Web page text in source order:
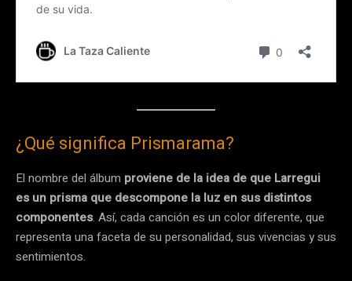
¿Qué significa Prismarama?
El nombre del álbum proviene de la idea de que Larregui
es un prisma que descompone la luz en sus distintos
componentes. Así, cada canción es un color diferente, que
representa una faceta de su personalidad, sus vivencias y sus
sentimientos.